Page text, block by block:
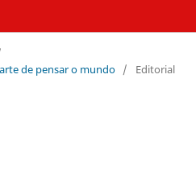
de pensar o mundo / Editorial